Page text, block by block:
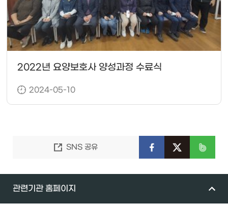
2022년 요양보호사 양성과정 수료식
2024-05-10
SNS 공유
관련기관 홈페이지